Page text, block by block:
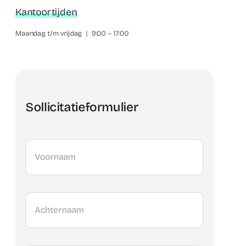
Kantoortijden
Maandag t/m vrijdag | 9:00 – 17:00
Sollicitatieformulier